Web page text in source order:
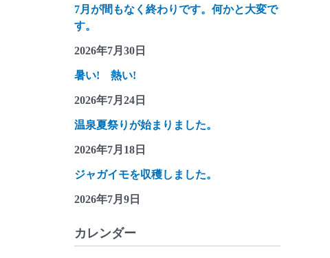
7月が間もなく終わりです。何かと大変で
す。
2026年7月30日
暑い! 熱い!
2026年7月24日
温泉夏祭りが始まりました。
2026年7月18日
ジャガイモを収穫しました。
2026年7月9日
カレンダー